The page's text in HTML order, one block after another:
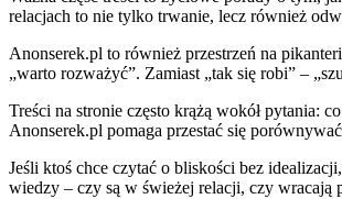
relacjach to nie tylko trwanie, lecz również
Anonserek.pl to również przestrzeń na
„warto rozważyć”. Zamiast „tak się robi” –
Treści na stronie często krążą wokół pytania:
Anonserek.pl pomaga przestać się
Jeśli ktoś chce czytać o bliskości bez
wiedzy – czy są w świeżej relacji, czy wracają